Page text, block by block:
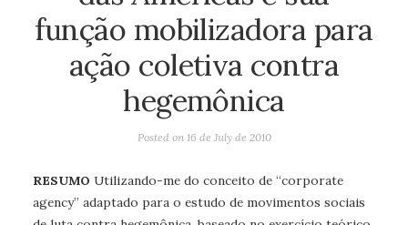
função mobilizadora para
ação coletiva contra
hegemônica
Posted on 16 de July de 2010
RESUMO Utilizando-me do conceito de “corporate
agency” adaptado para o estudo de movimentos sociais